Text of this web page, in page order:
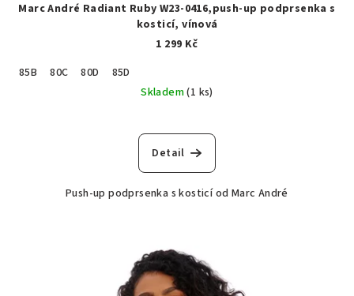
Marc André Radiant Ruby W23-0416,push-up podprsenka s
kosticí, vínová
1 299 Kč
85B
80C 80D
85D
Skladem(1 ks)
Detail
Push-up podprsenka s kosticí od Marc André